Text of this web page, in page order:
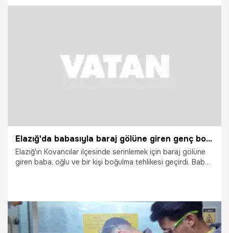
Elazığ'da babasıyla baraj gölüne giren genç boğuldu
Elazığ'ın Kovancılar ilçesinde serinlemek için baraj gölüne
giren baba, oğlu ve bir kişi boğulma tehlikesi geçirdi. Baba